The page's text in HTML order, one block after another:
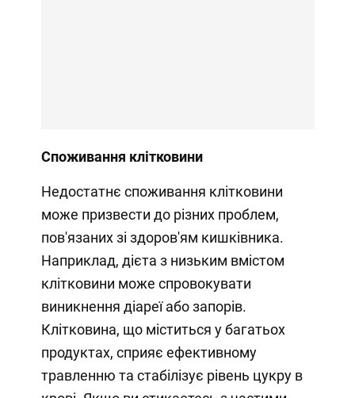
Споживання клітковини
Недостатнє споживання клітковини
може призвести до різних проблем,
пов'язаних зі здоров'ям кишківника.
Наприклад, дієта з низьким вмістом
клітковини може спровокувати
виникнення діареї або запорів.
Клітковина, що міститься у багатьох
продуктах, сприяє ефективному
травленню та стабілізує рівень цукру в